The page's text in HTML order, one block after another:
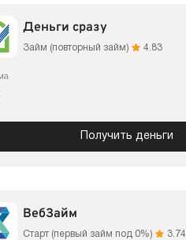
Деньги сразу
Займ (повторный займ) 4.83
Получить деньги
ВебЗайм
Старт (первый займ под 0%) 3.74